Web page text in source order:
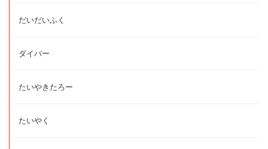
だいだいふく
ダイバー
たいやきたろー
たいやく